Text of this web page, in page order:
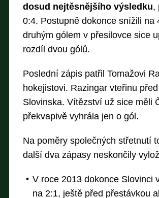
dosud nejtěsnějšího výsledku,
0:4. Postupně dokonce snížili na
druhým gólem v přesilovce sice
rozdíl dvou gólů.
Poslední zápis patřil Tomažovi
hokejistovi. Razingar vteřinu
Slovinska. Vítězství už sice měli
překvapivě vyhrála jen o gól.
Na poměry společných střetnutí
další dva zápasy neskončily
V roce 2013 dokonce Slovinci
na 2:1, ještě před přestávkou